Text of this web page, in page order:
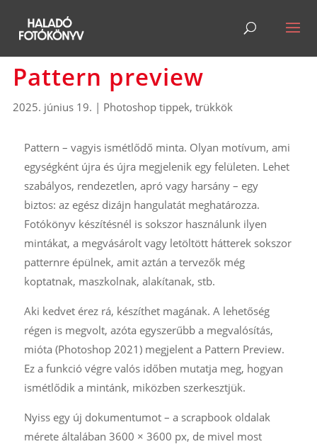
Pattern preview
2025. június 19. | Photoshop tippek, trükkök
Pattern – vagyis ismétlődő minta. Olyan motívum, ami
egységként újra és újra megjelenik egy felületen. Lehet
szabályos, rendezetlen, apró vagy harsány – egy
biztos: az egész dizájn hangulatát meghatározza.
Fotókönyv készítésnél is sokszor használunk ilyen
mintákat, a megvásárolt vagy letöltött hátterek sokszor
patternre épülnek, amit aztán a tervezők még
koptatnak, maszkolnak, alakítanak, stb.
Aki kedvet érez rá, készíthet magának. A lehetőség
régen is megvolt, azóta egyszerűbb a megvalósítás,
mióta (Photoshop 2021) megjelent a Pattern Preview.
Ez a funkció végre valós időben mutatja meg, hogyan
ismétlődik a mintánk, miközben szerkesztjük.
Nyiss egy új dokumentumot – a scrapbook oldalak
mérete általában 3600 × 3600 px, de mivel most